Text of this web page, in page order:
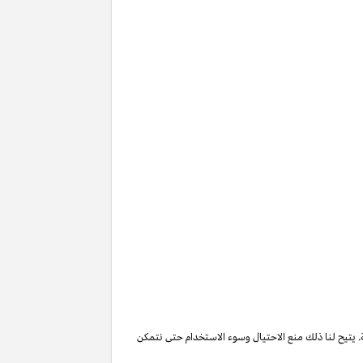
يتيح لنا ذلك منع الاحتيال وسوء الاستخدام حتى نتمكن